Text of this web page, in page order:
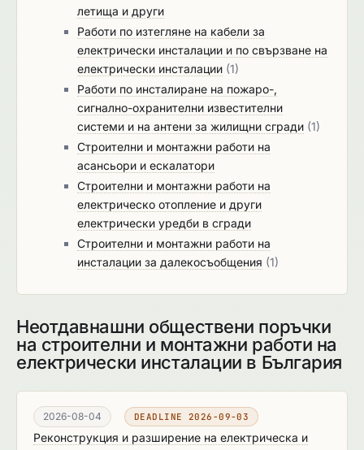
летища и други
Работи по изтегляне на кабели за
електрически инсталации и по свързване на
електрически инсталации (1)
Работи по инсталиране на пожаро-,
сигнално-охранителни известителни
системи и на антени за жилищни сгради (1)
Строителни и монтажни работи на
асансьори и ескалатори
Строителни и монтажни работи на
електрическо отопление и други
електрически уредби в сгради
Строителни и монтажни работи на
инсталации за далекосъобщения (1)
Неотдавнашни обществени поръчки
на строителни и монтажни работи на
електрически инсталации в България
2026-08-04 DEADLINE 2026-09-03
Реконструкция и разширение на електрическа и